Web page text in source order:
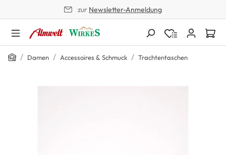
zur Newsletter-Anmeldung
Home
/ Damen / Accessoires & Schmuck / Trachtentaschen